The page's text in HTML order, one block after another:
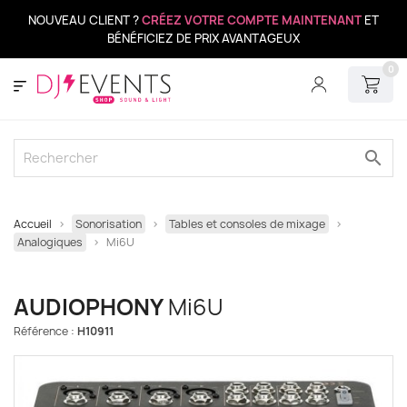
NOUVEAU CLIENT ?CRÉEZ VOTRE COMPTE MAINTENANT ET
BÉNÉFICIEZ DE PRIX AVANTAGEUX
0
search
Accueil Sonorisation
Tables et consoles de mixage
Analogiques
Mi6U
AUDIOPHONYMi6U
Référence : H10911